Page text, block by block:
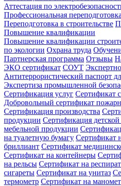
Аттестация по
Профессиональная переподготовка
Переподготовка в строительстве
Повышение квалификации
Повышение квалификации
по экологии Охрана труда
Партнерская программа Отзывы
ЭКО сертификат СОУТ
Антитеррористический паспорт
Экспертиза промышленной
Сертификация услуг Сертификат
Добровольный сертификат
Сертификация производства
продукции Сертификация
мебельной продукции
на туалетную бумагу Сертификат
бриллиант Сертификат
Сертификат на контейнеры
на рельсы Сертификат на
сигареты Сертификат на унитаз
термометр Сертификат на